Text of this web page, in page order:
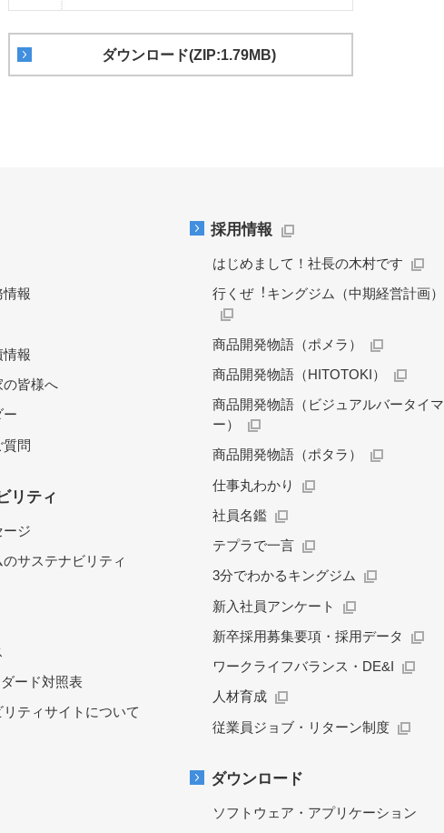
ダウンロード(ZIP:1.79MB)
情報
情報
の皆様へ
ー
質問
リティ
ージ
サステナビリティ
ード対照表
ティサイトについて
採用情報
はじめまして！社長の木村です
行くぜ︕キングジム（中期経営計画）
商品開発物語（ポメラ）
商品開発物語（HITOTOKI）
商品開発物語（ビジュアルバータイマ
ー）
商品開発物語（ポタラ）
仕事丸わかり
社員名鑑
テプラで一言
3分でわかるキングジム
新入社員アンケート
新卒採用募集要項・採用データ
ワークライフバランス・DE&I
人材育成
従業員ジョブ・リターン制度
ダウンロード
ソフトウェア・アプリケーション